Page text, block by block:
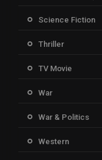
Science Fiction
Thriller
TV Movie
War
War & Politics
Western